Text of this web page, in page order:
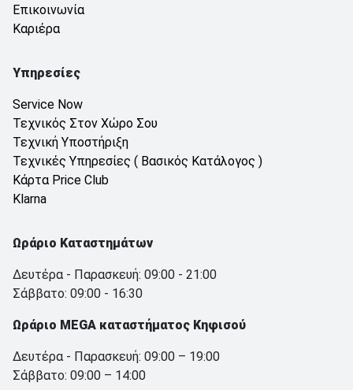
Επικοινωνία
Καριέρα
Υπηρεσίες
Service Now
Τεχνικός Στον Χώρο Σου
Τεχνική Υποστήριξη
Τεχνικές Υπηρεσίες ( Βασικός Κατάλογος )
Κάρτα Price Club
Klarna
Ωράριο Καταστημάτων
Δευτέρα - Παρασκευή: 09:00 - 21:00
Σάββατο: 09:00 - 16:30
Ωράριο MEGA καταστήματος Κηφισού
Δευτέρα - Παρασκευή: 09:00 – 19:00
Σάββατο: 09:00 – 14:00